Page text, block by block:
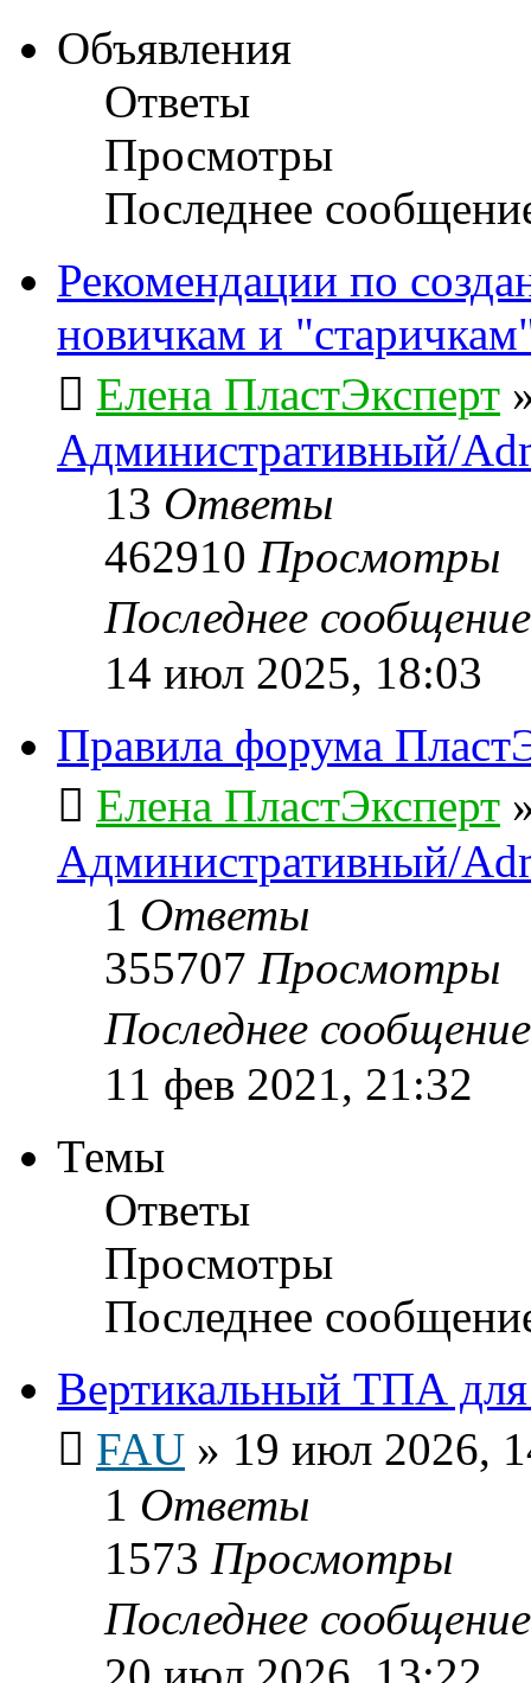
Объявления
Ответы
Просмотры
Последнее
Рекомендации по
новичкам и
Елена ПластЭксперт
Административный/
13 Ответы
462910 Просмотры
Последнее
14 июл 2025, 18:03
Правила форума
Елена ПластЭксперт
Административный/
1 Ответы
355707 Просмотры
Последнее
11 фев 2021, 21:32
Темы
Ответы
Просмотры
Последнее
Вертикальный ТПА для
FAU » 19 июл 2026,
1 Ответы
1573 Просмотры
Последнее